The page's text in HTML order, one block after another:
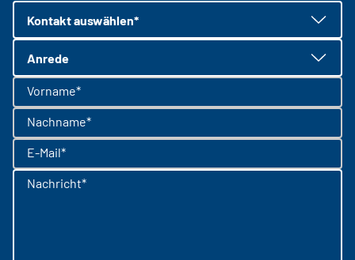
Kontakt auswählen*
Anrede
Vorname*
Nachname*
E-Mail*
Nachricht*